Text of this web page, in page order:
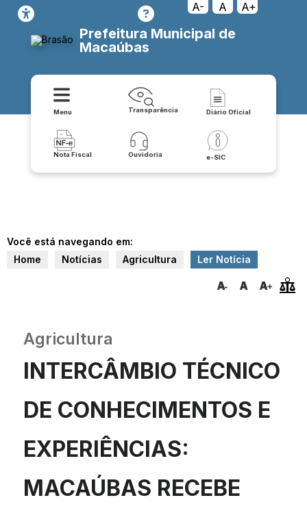
A- A A+
Prefeitura Municipal de
Macaúbas
Menu Transparência Diário Oficial
Nota Fiscal Ouvidoria e-SIC
Você está navegando em:
Home
Notícias Agricultura Ler Notícia
Agricultura
INTERCÂMBIO TÉCNICO
DE CONHECIMENTOS E
EXPERIÊNCIAS:
MACAÚBAS RECEBE